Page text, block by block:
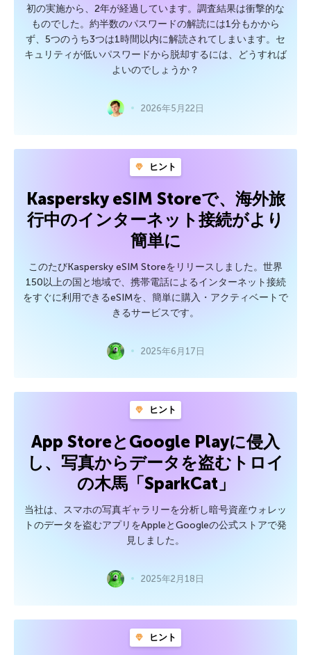
初の実施から、2年が経過しています。調査結果は衝撃的な
ものでした。約半数のパスワードの解読には1分もかから
ず、5つのうち3つは1時間以内に解読されてしまいます。セ
キュリティが低いパスワードから脱却するには、どうすれば
よいのでしょうか？
2026年5月22日
ヒント
Kaspersky eSIM Storeで、海外旅
行中のインターネット接続がより
簡単に
このたびKaspersky eSIM Storeをリリースしました。世界
150以上の国と地域で、携帯電話によるインターネット接続
をすぐに利用できるeSIMを、簡単に購入・アクティベートで
きるサービスです。
2025年6月17日
ヒント
App StoreとGoogle Playに侵入
し、写真からデータを盗むトロイ
の木馬「SparkCat」
当社は、スマホの写真ギャラリーを分析し暗号資産ウォレッ
トのデータを盗むアプリをAppleとGoogleの公式ストアで発
見しました。
2025年2月18日
ヒント